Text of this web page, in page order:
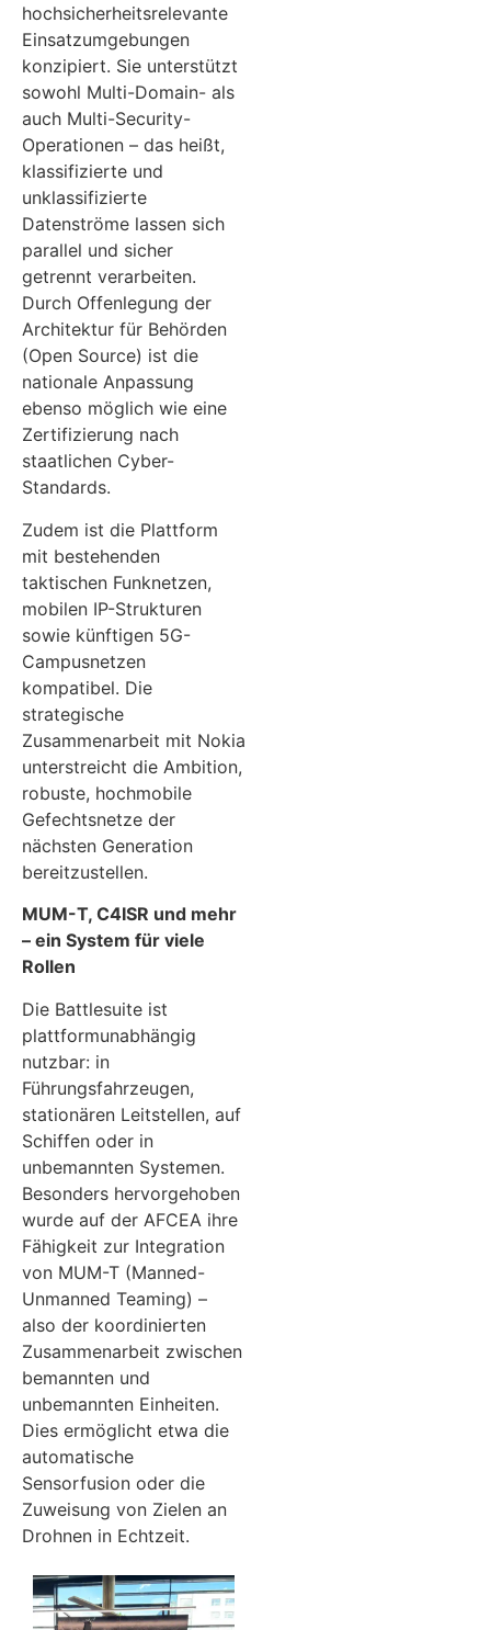
hochsicherheitsrelevante
Einsatzumgebungen
konzipiert. Sie unterstützt
sowohl Multi-Domain- als
auch Multi-Security-
Operationen – das heißt,
klassifizierte und
unklassifizierte
Datenströme lassen sich
parallel und sicher
getrennt verarbeiten.
Durch Offenlegung der
Architektur für Behörden
(Open Source) ist die
nationale Anpassung
ebenso möglich wie eine
Zertifizierung nach
staatlichen Cyber-
Standards.
Zudem ist die Plattform
mit bestehenden
taktischen Funknetzen,
mobilen IP-Strukturen
sowie künftigen 5G-
Campusnetzen
kompatibel. Die
strategische
Zusammenarbeit mit Nokia
unterstreicht die Ambition,
robuste, hochmobile
Gefechtsnetze der
nächsten Generation
bereitzustellen.
MUM-T, C4ISR und mehr
– ein System für viele
Rollen
Die Battlesuite ist
plattformunabhängig
nutzbar: in
Führungsfahrzeugen,
stationären Leitstellen, auf
Schiffen oder in
unbemannten Systemen.
Besonders hervorgehoben
wurde auf der AFCEA ihre
Fähigkeit zur Integration
von MUM-T (Manned-
Unmanned Teaming) –
also der koordinierten
Zusammenarbeit zwischen
bemannten und
unbemannten Einheiten.
Dies ermöglicht etwa die
automatische
Sensorfusion oder die
Zuweisung von Zielen an
Drohnen in Echtzeit.